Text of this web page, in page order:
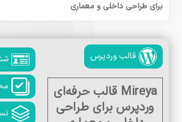
برای طراحی داخلی و معماری
قالب وردپرس
Mireya قالب حرفه‌ای
وردپرس برای طراحی